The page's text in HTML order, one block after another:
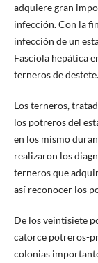
adquiere gran
infección. Con la
infección de un
Fasciola hepática
terneros de destete.
Los terneros,
los potreros del
en los mismo
realizaron los
terneros que
así reconocer los
De los veintisiete
catorce potreros-
colonias